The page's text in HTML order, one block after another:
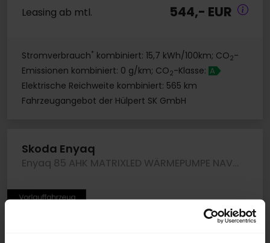
Leasing ab mtl. 544,- EUR
Stromverbrauch* kombiniert: 15,7 kWh/100km; CO2-
Emissionen kombiniert: 0 g/km; CO2-Klasse: A
Elektrische Reichweite kombiniert: 565 km
Fahrzeugangebot der Hülpert SK GmbH
Skoda Enyaq
Enyaq 85 AHK MATRIXLED WÄRMEPUMPE NAVI CAM LM19